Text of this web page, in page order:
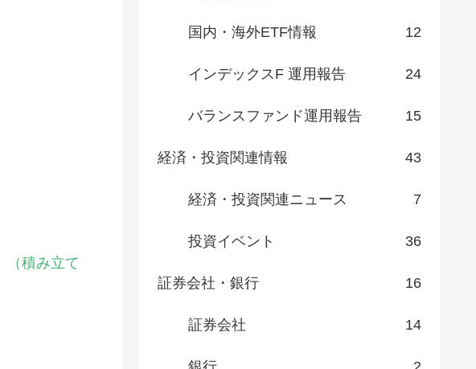
（積み立て
国内・海外ETF情報 12
インデックスF 運用報告 24
バランスファンド運用報告 15
経済・投資関連情報 43
経済・投資関連ニュース 7
投資イベント 36
証券会社・銀行 16
証券会社 14